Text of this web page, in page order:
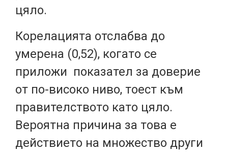
цяло.
Корелацията отслабва до
умерена (0,52), когато се
приложи показател за доверие
от по-високо ниво, тоест към
правителството като цяло.
Вероятна причина за това е
действието на множество други